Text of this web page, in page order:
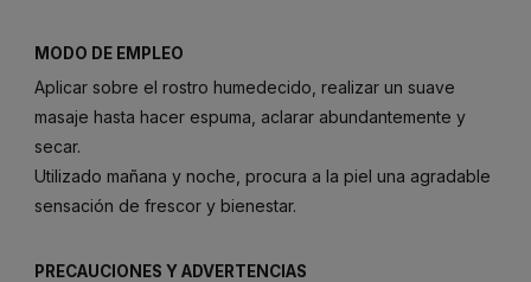
MODO DE EMPLEO
Aplicar sobre el rostro humedecido, realizar un suave
masaje hasta hacer espuma, aclarar abundantemente y
secar.
Utilizado mañana y noche, procura a la piel una agradable
sensación de frescor y bienestar.
PRECAUCIONES Y ADVERTENCIAS